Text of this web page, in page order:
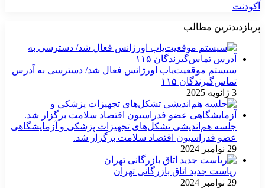
آکودنت
پربازدیدترین مطالب
سیستم موقعیت‌یاب اورژانس فعال شد/ دسترسی به آدرس
تماس‌گیرندگان ۱۱۵
3 ژانویه 2025
جلسه هم‌اندیشی تشکل‌های تجهیزات پزشکی و آزمایشگاهی
عضو فدراسیون اقتصاد سلامت برگزار شد.
29 نوامبر 2024
ریاست جدید اتاق بازرگانی تهران
29 نوامبر 2024